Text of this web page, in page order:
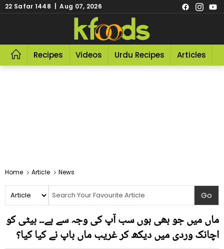
22 Safar 1448 | Aug 07, 2026
Recipes Videos Urdu Recipes Articles
Home Article News
ماں میں جو بھی ہوں سب آپ کی وجہ سے ہے۔۔ بیٹی کو
اچانک وردی میں دیکھ کر غریب ماں باپ نے کیا کیا؟